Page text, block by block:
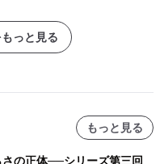
っと見る
もっと見る
の正体──シリーズ第三回